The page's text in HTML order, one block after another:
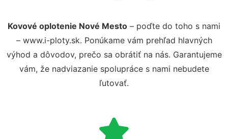
Kovové oplotenie Nové Mesto – poďte do toho s nami
– www.i-ploty.sk. Ponúkame vám prehľad hlavných
výhod a dôvodov, prečo sa obrátiť na nás. Garantujeme
vám, že nadviazanie spolupráce s nami nebudete
ľutovať.